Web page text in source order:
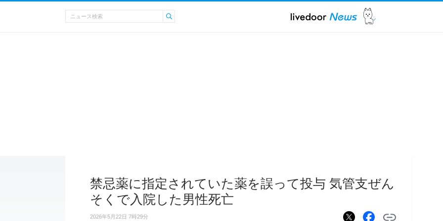
禁忌薬に指定されていた薬を誤って投与 気管支ぜん
そくで入院した男性死亡
2026年5月22日 7時29分